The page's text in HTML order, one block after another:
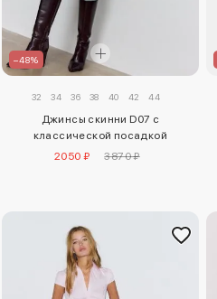
–48%
32 34 36 38 40 42 44
Джинсы скинни D07 с
классической посадкой
2050 ₽
3870 ₽